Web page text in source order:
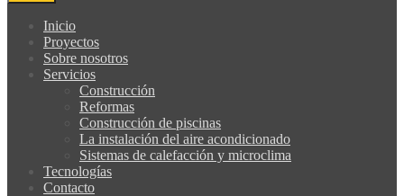
Inicio
Proyectos
Sobre nosotros
Servicios
Construcción
Reformas
Construcción de piscinas
La instalación del aire acondicionado
Sistemas de calefacción y microclima
Tecnologías
Contacto